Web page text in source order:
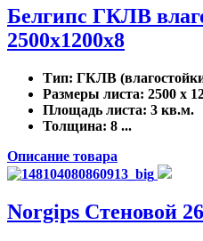
Белгипс ГКЛВ
2500х1200х8
Тип: ГКЛВ
Размеры листа: 2500 x
Площадь листа: 3 кв.м.
Толщина: 8 ...
Описание товара
Norgips Стеновой